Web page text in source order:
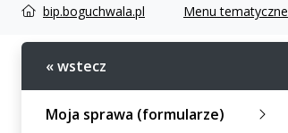
bip.boguchwala.pl Menu tematyczne
« wstecz
Moja sprawa (formularze)